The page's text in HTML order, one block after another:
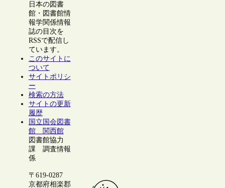
日本の図書
館・図書館情
報学関係情報
誌の目次を
RSSで配信し
ています。
このサイトに
ついて
サイトポリシ
ー
検索の方法
サイトの更新
履歴
国立国会図書
館 関西館
図書館協力
課 調査情報
係
〒619-0287
京都府相楽郡